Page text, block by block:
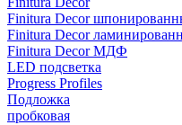
Finitura Decor
Finitura Decor
Finitura Decor МДФ
LED подсветка
Progress Profiles
Подложка
пробковая